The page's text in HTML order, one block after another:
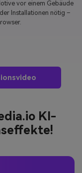
Explosionseffekt–